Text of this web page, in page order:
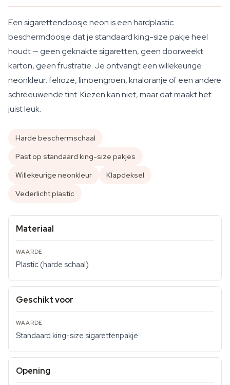
Een sigarettendoosje neon is een hardplastic
beschermdoosje dat je standaard king-size pakje heel
houdt — geen geknakte sigaretten, geen doorweekt
karton, geen frustratie. Je ontvangt een willekeurige
neonkleur: felroze, limoengroen, knaloranje of een andere
schreeuwende tint. Kiezen kan niet, maar dat maakt het
juist leuk.
Harde beschermschaal
Past op standaard king-size pakjes
Willekeurige neonkleur
Klapdeksel
Vederlicht plastic
Materiaal
Plastic (harde schaal)
Geschikt voor
Standaard king-size sigarettenpakje
Opening